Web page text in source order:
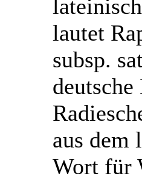
lautet
subsp.
deutsche
aus dem
Wort für